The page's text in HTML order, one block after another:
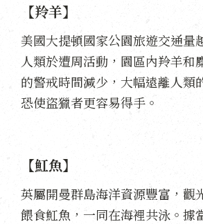
【羚羊】
美國大提頓國家公園旅遊交通量
人類於遭周活動，園區內羚羊和
的警戒時間減少，大幅遠離人類
恐使盜獵者更容易得手。
【魟魚】
英屬開曼群島海洋資源豐富，觀
餵食魟魚，一同在海裡共泳。據